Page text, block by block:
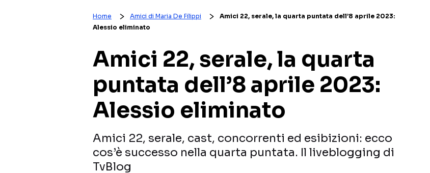
Home Amici di Maria De Filippi
Amici 22, serale, la quarta puntata dell’8 aprile 2023:
Alessio eliminato
Amici 22, serale, la quarta
puntata dell’8 aprile 2023:
Alessio eliminato
Amici 22, serale, cast, concorrenti ed esibizioni: ecco
cos’è successo nella quarta puntata. Il liveblogging di
TvBlog